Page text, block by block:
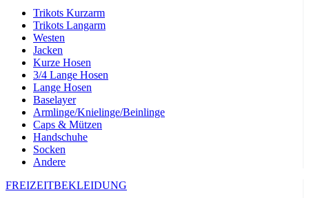
Trikots Kurzarm
Trikots Langarm
Westen
Jacken
Kurze Hosen
3/4 Lange Hosen
Lange Hosen
Baselayer
Armlinge/Knielinge/Beinlinge
Caps & Mützen
Handschuhe
Socken
Andere
FREIZEITBEKLEIDUNG